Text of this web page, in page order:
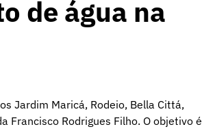
de água na
Jardim Maricá, Rodeio, Bella Cittá,
Francisco Rodrigues Filho. O objetivo é